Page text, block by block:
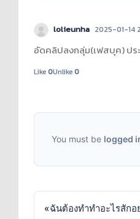
lolieunha 2025-01-14
อัดคลิปลงกลุ่ม(เฟสบุค) ปร
Like0Unlike0
You must be logged
«ฉันต้องทำทำอะไรสักอ